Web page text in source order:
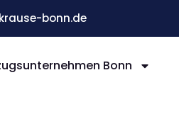
bonn.de
Bonn